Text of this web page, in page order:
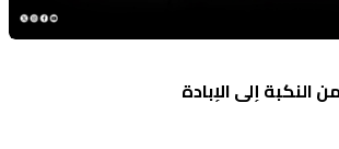
النكبة إلى الإبادة